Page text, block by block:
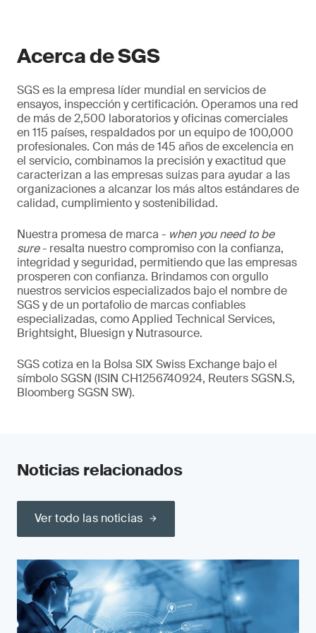
laboratorios metalúrgicos.
Acerca de SGS
SGS es la empresa líder mundial en servicios de
ensayos, inspección y certificación. Operamos una red
de más de 2,500 laboratorios y oficinas comerciales
en 115 países, respaldados por un equipo de 100,000
profesionales. Con más de 145 años de excelencia en
el servicio, combinamos la precisión y exactitud que
caracterizan a las empresas suizas para ayudar a las
organizaciones a alcanzar los más altos estándares de
calidad, cumplimiento y sostenibilidad.
Nuestra promesa de marca - when you need to be
sure- resalta nuestro compromiso con la confianza,
integridad y seguridad, permitiendo que las empresas
prosperen con confianza. Brindamos con orgullo
nuestros servicios especializados bajo el nombre de
SGS y de un portafolio de marcas confiables
especializadas, como Applied Technical Services,
Brightsight, Bluesign y Nutrasource.
SGS cotiza en la Bolsa SIX Swiss Exchange bajo el
símbolo SGSN (ISIN CH1256740924, Reuters SGSN.S,
Bloomberg SGSN SW).
Noticias relacionados
Ver todo las noticias